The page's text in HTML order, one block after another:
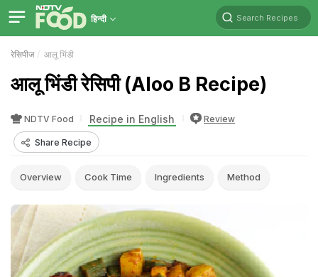
हिन्दी Search Recipes
रेसिपीज आलू भिंडी
आलू भिंडी रेसिपी (Aloo B Recipe)
NDTV Food Recipe in English Review
Share Recipe
Overview Cook Time Ingredients Method